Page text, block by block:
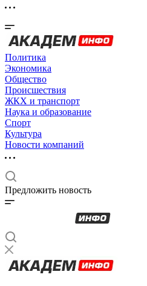
Политика
Экономика
Общество
Происшествия
ЖКХ и транспорт
Наука и образование
Спорт
Культура
Новости компаний
Предложить новость